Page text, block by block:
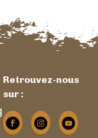
Retrouvez-nous
sur :